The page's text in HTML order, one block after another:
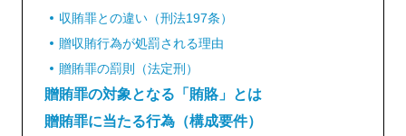
収賄罪との違い（刑法197条）
贈収賄行為が処罰される理由
贈賄罪の罰則（法定刑）
贈賄罪の対象となる「賄賂」とは
贈賄罪に当たる行為（構成要件）